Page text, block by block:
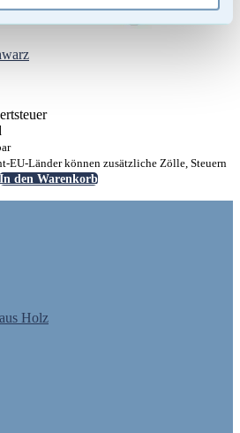
EU-Länder können zusätzliche Zölle, Steuern
In den Warenkorb
Holz